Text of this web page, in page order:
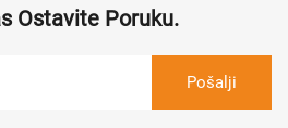
Ostavite Poruku.